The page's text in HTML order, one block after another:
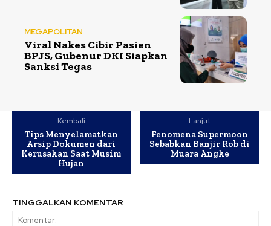
MEGAPOLITAN
Viral Nakes Cibir Pasien
BPJS, Gubenur DKI Siapkan
Sanksi Tegas
Kembali
Tips Menyelamatkan
Arsip Dokumen dari
Kerusakan Saat Musim
Hujan
Lanjut
Fenomena Supermoon
Sebabkan Banjir Rob di
Muara Angke
TINGGALKAN KOMENTAR